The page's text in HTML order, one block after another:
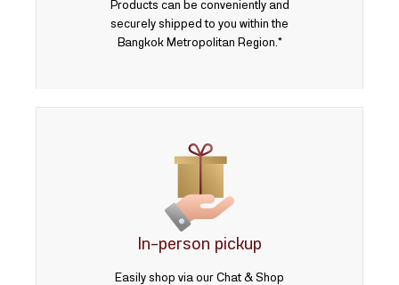
Products can be conveniently and
securely shipped to you within the
Bangkok Metropolitan Region.*
In-person pickup
Easily shop via our Chat & Shop